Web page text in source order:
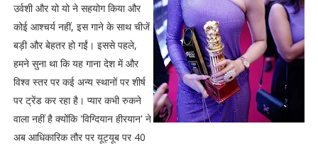
उर्वशी और यो यो ने सहयोग किया और
कोई आश्चर्य नहीं, इस गाने के साथ चीजें
बड़ी और बेहतर हो गईं। इससे पहले,
हमने सुना था कि यह गाना देश में और
विश्व स्तर पर कई अन्य स्थानों पर शीर्ष
पर ट्रेंड कर रहा है। प्यार कभी रुकने
वाला नहीं है क्योंकि 'विग्दियान हीरयान' ने
अब आधिकारिक तौर पर यूट्यूब पर 40